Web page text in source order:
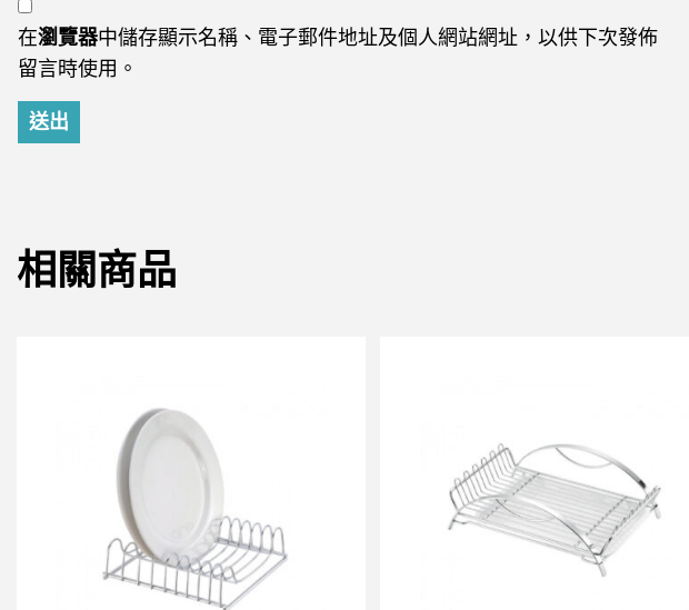
在瀏覽器中儲存顯示名稱、電子郵件地址及個人網站網址，以供下次發佈
留言時使用。
相關商品